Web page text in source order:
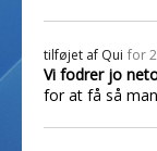
tilføjet af Qui for
Vi fodrer jo
for at få så